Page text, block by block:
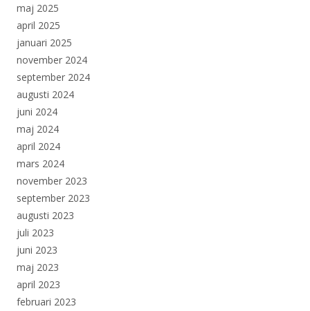
maj 2025
april 2025
januari 2025
november 2024
september 2024
augusti 2024
juni 2024
maj 2024
april 2024
mars 2024
november 2023
september 2023
augusti 2023
juli 2023
juni 2023
maj 2023
april 2023
februari 2023